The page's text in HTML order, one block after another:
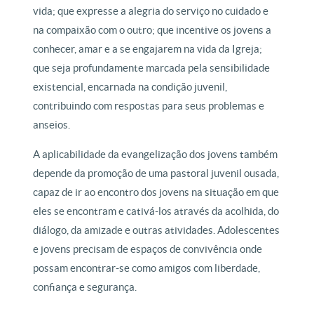
vida; que expresse a alegria do serviço no cuidado e
na compaixão com o outro; que incentive os jovens a
conhecer, amar e a se engajarem na vida da Igreja;
que seja profundamente marcada pela sensibilidade
existencial, encarnada na condição juvenil,
contribuindo com respostas para seus problemas e
anseios.
A aplicabilidade da evangelização dos jovens também
depende da promoção de uma pastoral juvenil ousada,
capaz de ir ao encontro dos jovens na situação em que
eles se encontram e cativá-los através da acolhida, do
diálogo, da amizade e outras atividades. Adolescentes
e jovens precisam de espaços de convivência onde
possam encontrar-se como amigos com liberdade,
confiança e segurança.